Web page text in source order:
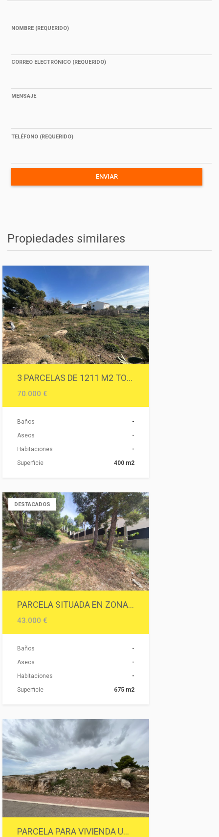
NOMBRE (REQUERIDO)
CORREO ELECTRÓNICO (REQUERIDO)
MENSAJE
TELÉFONO (REQUERIDO)
Propiedades similares
3 PARCELAS DE 1211 M2 TOTALES O 400 M2 APROX, CADA UNA.
70.000 €
Baños
-
Aseos
-
Habitaciones
-
Superficie
400 m2
DESTACADOS
PARCELA SITUADA EN ZONA RESIDENCIAL.
43.000 €
Baños
-
Aseos
-
Habitaciones
-
Superficie
675 m2
PARCELA PARA VIVIENDA UNIFAMILIAR